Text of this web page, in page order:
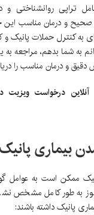
تراپی روانشناختی و
و درمان مناسب این
به کنترل حملات پانیک و
به شما بدهم،
و درمان مناسب را
درخواست ویزیت
بیماری
ممکن است به عوامل
به طور کامل مشخص
پانیک داشته باشند: